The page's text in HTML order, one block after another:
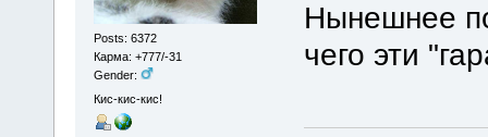
Posts: 6372
Карма: +777/-31
Gender:
Кис-кис-кис!
Нынешнее
чего эти